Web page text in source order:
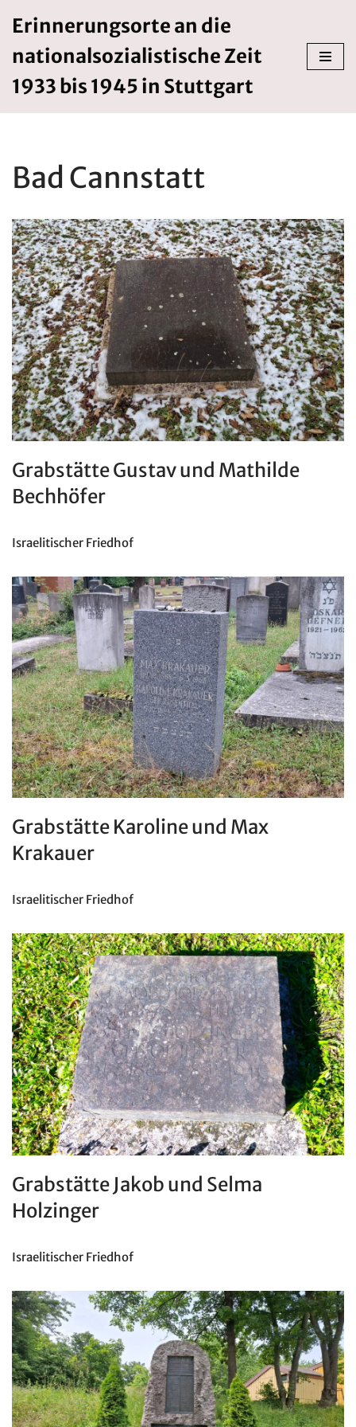
Inhalt
springen
Erinnerungsorte an die
nationalsozialistische Zeit
1933 bis 1945 in Stuttgart
Bad Cannstatt
Grabstätte Gustav und Mathilde
Bechhöfer
Israelitischer Friedhof
Grabstätte Karoline und Max
Krakauer
Israelitischer Friedhof
Grabstätte Jakob und Selma
Holzinger
Israelitischer Friedhof